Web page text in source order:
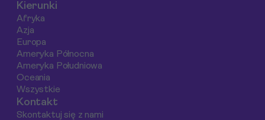
Kierunki
Afryka
Azja
Europa
Ameryka Północna
Ameryka Południowa
Oceania
Wszystkie
Kontakt
Skontaktuj się z nami